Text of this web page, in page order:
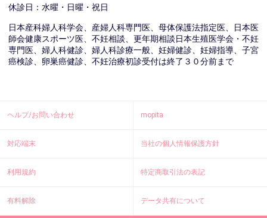
休診日：水曜・日曜・祝日
日本産科婦人科学会、産婦人科専門医、母体保護法指定医、日本医
師会健康スポーツ医、不妊相談、更年期相談日本生殖医学会・不妊
専門医、婦人科健診、婦人科診療一般、妊婦健診、妊婦指導、子宮
癌検診、卵巣癌健診、不妊治療初診受付は終了３０分前まで
ヘルプ/お問い合わせ mopita
対応端末 当社の個人情報保護方針
利用規約 特定商取引法の表記
有料解除 データ共有について